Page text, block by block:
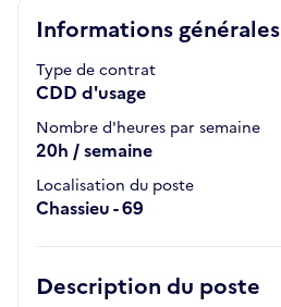
Informations générales
Type de contrat
CDD d'usage
Nombre d'heures par semaine
20h / semaine
Localisation du poste
Chassieu - 69
Description du poste